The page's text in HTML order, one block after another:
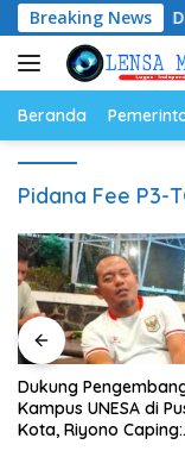
Langsung
ke
konten
Breaking News
Dukung
Beranda
Pidana Fee P3-
Dukung
Kampus UNESA di
Kota, Riyono Caping: